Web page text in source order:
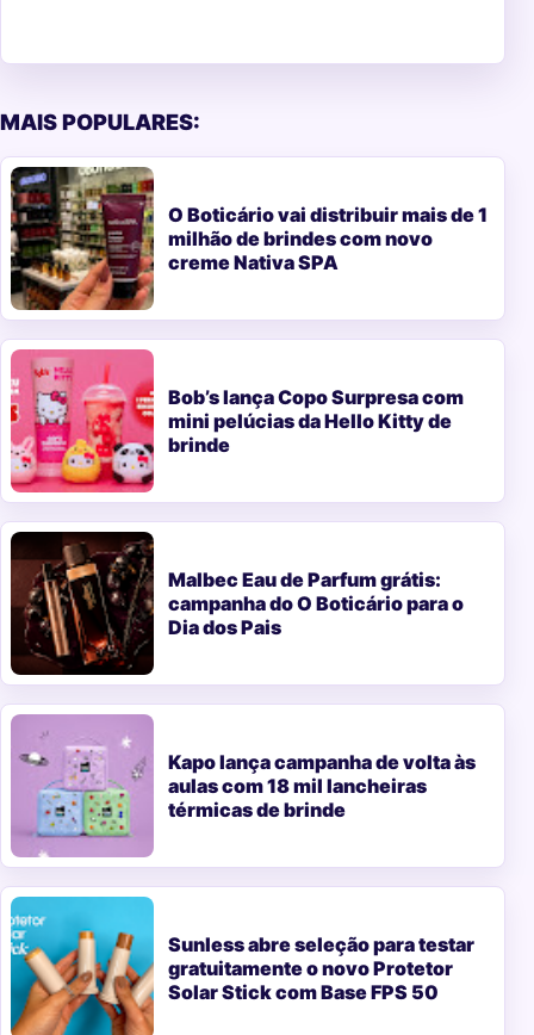
MAIS POPULARES:
O Boticário vai distribuir mais de 1
milhão de brindes com novo
creme Nativa SPA
Bob’s lança Copo Surpresa com
mini pelúcias da Hello Kitty de
brinde
Malbec Eau de Parfum grátis:
campanha do O Boticário para o
Dia dos Pais
Kapo lança campanha de volta às
aulas com 18 mil lancheiras
térmicas de brinde
Sunless abre seleção para testar
gratuitamente o novo Protetor
Solar Stick com Base FPS 50